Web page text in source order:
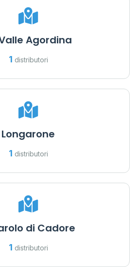
Agordina
1 distributori
Longarone
1 distributori
di Cadore
1 distributori